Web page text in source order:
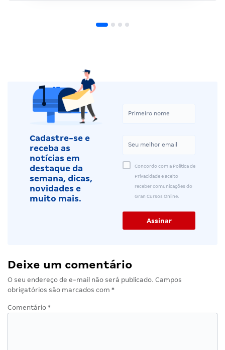
Cadastre-se e
receba as
notícias em
destaque da
semana, dicas,
novidades e
muito mais.
Concordo com a Política de
Privacidade e aceito
receber comunicações do
Gran Cursos Online.
Deixe um comentário
O seu endereço de e-mail não será publicado. Campos
obrigatórios são marcados com *
Comentário *